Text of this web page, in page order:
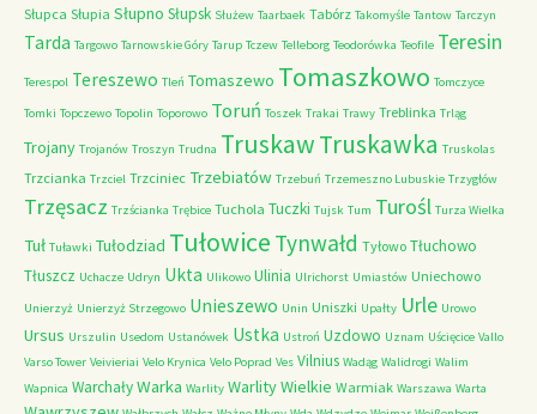
Słupca Słupia Słupno Słupsk Służew Taarbaek Tabórz Takomyśle Tantow Tarczyn
Tarda Targowo Tarnowskie Góry Tarup Tczew Telleborg Teodorówka Teofile Teresin
Terespol Tereszewo Tleń Tomaszewo Tomaszkowo Tomczyce
Tomki Topczewo Topolin Toporowo Toruń Toszek Trakai Trawy Treblinka Trląg
Trojany Trojanów Troszyn Trudna TruskawTruskawka Truskolas
Trzcianka Trzciel Trzciniec Trzebiatów Trzebuń Trzemeszno Lubuskie Trzygłów
Trzęsacz Trzścianka Trębice Tuchola Tuczki Tujsk Tum Turośl Turza Wielka
Tuł Tuławki Tułodziad Tułowice Tynwałd Tyłowo Tłuchowo
Tłuszcz Uchacze Udryn Ukta Ulikowo Ulinia Ulrichorst Umiastów Uniechowo
Unierzyż Unierzyż Strzegowo Unieszewo Unin Uniszki Upałty Urle Urowo
Ursus Urszulin Usedom Ustanówek Ustka Ustroń Uzdowo Uznam Uścięcice Vallo
Varso Tower Veivieriai Velo Krynica Velo Poprad Ves Vilnius Wadąg Walidrogi Walim
Wapnica WarchałyWarka Warlity Warlity Wielkie Warmiak Warszawa Warta